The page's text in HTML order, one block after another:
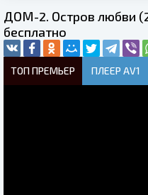
ДОМ-2. Остров любви
бесплатно
ТОП ПРЕМЬЕР ПЛЕЕР AV1